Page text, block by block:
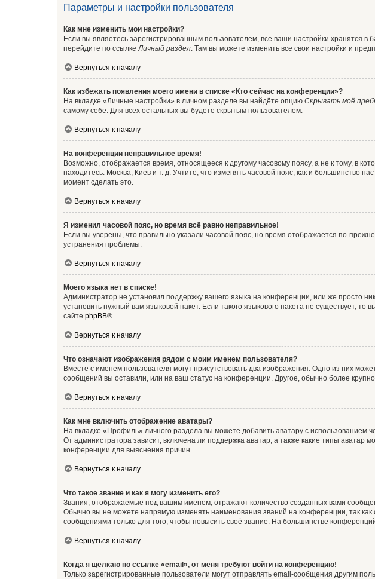
Параметры и настройки пользователя
Как мне изменить мои настройки?
Если вы являетесь зарегистрированным пользователем, все ваши настройки хранятся
перейдите по ссылкеЛичный раздел. Там вы можете изменить все свои настройки и
Вернуться к началу
Как избежать появления моего имени в списке «Кто сейчас на конференции»?
На вкладке «Личные настройки» в личном разделе вы найдёте опцию Скрывать моё
самому себе. Для всех остальных вы будете скрытым пользователем.
Вернуться к началу
На конференции неправильное время!
Возможно, отображается время, относящееся к другому часовому поясу, а не к тому, в
находитесь: Москва, Киев и т. д. Учтите, что изменять часовой пояс, как и большинство
момент сделать это.
Вернуться к началу
Я изменил часовой пояс, но время всё равно неправильное!
Если вы уверены, что правильно указали часовой пояс, но время отображается по-
устранения проблемы.
Вернуться к началу
Моего языка нет в списке!
Администратор не установил поддержку вашего языка на конференции, или же просто
установить нужный вам языковой пакет. Если такого языкового пакета не существует,
сайте phpBB®.
Вернуться к началу
Что означают изображения рядом с моим именем пользователя?
Вместе с именем пользователя могут присутствовать два изображения. Одно из них
сообщений вы оставили, или на ваш статус на конференции. Другое, обычно более
Вернуться к началу
Как мне включить отображение аватары?
На вкладке «Профиль» личного раздела вы можете добавить аватару с
От администратора зависит, включена ли поддержка аватар, а также какие типы аватар
конференции для выяснения причин.
Вернуться к началу
Что такое звание и как я могу изменить его?
Звания, отображаемые под вашим именем, отражают количество созданных вами
Обычно вы не можете напрямую изменять наименования званий на конференции, так
сообщениями только для того, чтобы повысить своё звание. На большинстве
Вернуться к началу
Когда я щёлкаю по ссылке «email», от меня требуют войти на конференцию!
Только зарегистрированные пользователи могут отправлять email-сообщения другим